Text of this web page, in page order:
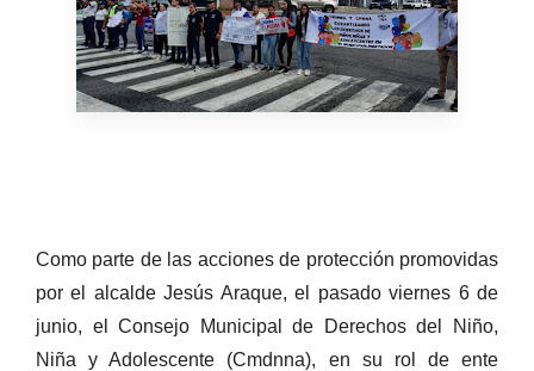
Como parte de las acciones de protección promovidas
por el alcalde Jesús Araque, el pasado viernes 6 de
junio, el Consejo Municipal de Derechos del Niño,
Niña y Adolescente (Cmdnna), en su rol de ente